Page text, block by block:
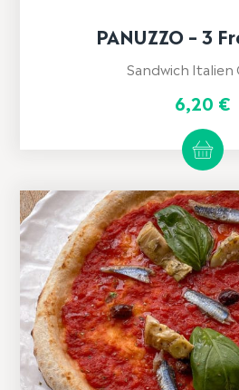
PANUZZO – 3
Sandwich Italien
6,20 €